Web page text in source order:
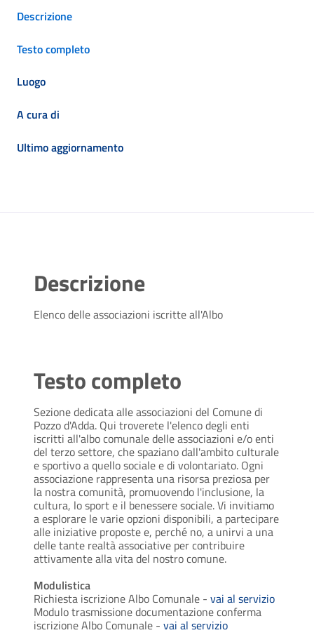
Descrizione
Testo completo
Luogo
A cura di
Ultimo aggiornamento
Descrizione
Elenco delle associazioni iscritte all'Albo
Testo completo
Sezione dedicata alle associazioni del Comune di
Pozzo d'Adda. Qui troverete l'elenco degli enti
iscritti all'albo comunale delle associazioni e/o enti
del terzo settore, che spaziano dall'ambito culturale
e sportivo a quello sociale e di volontariato. Ogni
associazione rappresenta una risorsa preziosa per
la nostra comunità, promuovendo l'inclusione, la
cultura, lo sport e il benessere sociale. Vi invitiamo
a esplorare le varie opzioni disponibili, a partecipare
alle iniziative proposte e, perché no, a unirvi a una
delle tante realtà associative per contribuire
attivamente alla vita del nostro comune.
Modulistica
Richiesta iscrizione Albo Comunale - vai al servizio
Modulo trasmissione documentazione conferma
iscrizione Albo Comunale - vai al servizio